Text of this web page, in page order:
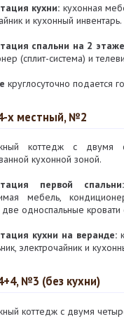
кухни: кухонная
и кухонный инвентарь.
спальни на 2
(сплит-система) и
круглосуточно подается
х местный, №2
коттедж с двумя
кухонной зоной.
первой спальни:
мебель,
односпальные кровати
кухни на веранде:
электрочайник и
№3 (без кухни)
коттедж с двумя